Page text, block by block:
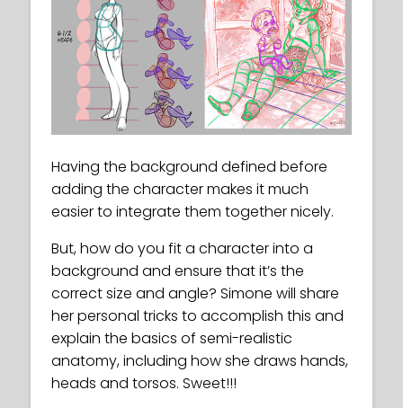
Having the background defined before
adding the character makes it much
easier to integrate them together nicely.
But, how do you fit a character into a
background and ensure that it’s the
correct size and angle? Simone will share
her personal tricks to accomplish this and
explain the basics of semi-realistic
anatomy, including how she draws hands,
heads and torsos. Sweet!!!